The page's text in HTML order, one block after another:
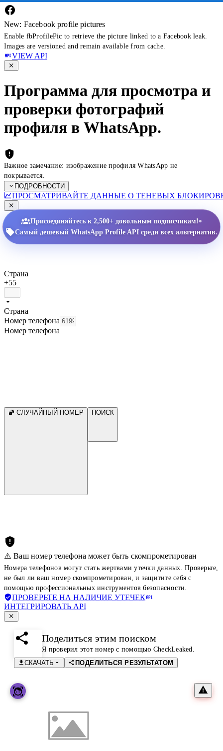
New: Facebook profile pictures
Enable fbProfilePic to retrieve the picture linked to a Facebook leak.
Images are versioned and remain available from cache.
VIEW API
Программа для просмотра и
проверки фотографий
профиля в WhatsApp.
Важное замечание: изображение профиля WhatsApp не
покрывается.
ПОДРОБНОСТИ
ПРОСМАТРИВАЙТЕ ДАННЫЕ О ТЕНЕВЫХ
Присоединяйтесь к 2,500+ довольным подписчикам!•
Самый дешевый WhatsApp Profile API среди всех альтернатив.
Страна
+55
Страна
Номер телефона
Номер телефона
СЛУЧАЙНЫЙ НОМЕР ПОИСК
⚠️ Ваш номер телефона может быть скомпрометирован
Номера телефонов могут стать жертвами утечки данных. Проверьте,
не был ли ваш номер скомпрометирован, и защитите себя с
помощью профессиональных инструментов безопасности.
ПРОВЕРЬТЕ НА НАЛИЧИЕ УТЕЧЕК
ИНТЕГРИРОВАТЬ API
Поделиться этим поиском
Я проверил этот номер с помощью CheckLeaked.
СКАЧАТЬ
ПОДЕЛИТЬСЯ РЕЗУЛЬТАТОМ